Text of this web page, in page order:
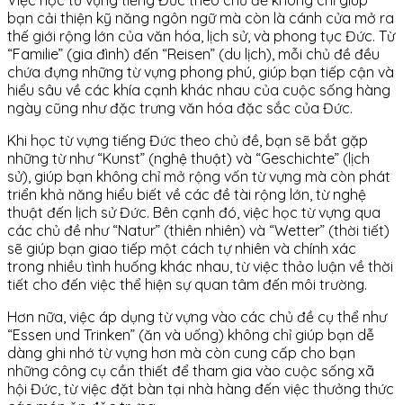
bạn cải thiện kỹ năng ngôn ngữ mà còn là cánh cửa mở ra
thế giới rộng lớn của văn hóa, lịch sử, và phong tục Đức. Từ
“Familie” (gia đình) đến “Reisen” (du lịch), mỗi chủ đề đều
chứa đựng những từ vựng phong phú, giúp bạn tiếp cận và
hiểu sâu về các khía cạnh khác nhau của cuộc sống hàng
ngày cũng như đặc trưng văn hóa đặc sắc của Đức.
Khi học từ vựng tiếng Đức theo chủ đề, bạn sẽ bắt gặp
những từ như “Kunst” (nghệ thuật) và “Geschichte” (lịch
sử), giúp bạn không chỉ mở rộng vốn từ vựng mà còn phát
triển khả năng hiểu biết về các đề tài rộng lớn, từ nghệ
thuật đến lịch sử Đức. Bên cạnh đó, việc học từ vựng qua
các chủ đề như “Natur” (thiên nhiên) và “Wetter” (thời tiết)
sẽ giúp bạn giao tiếp một cách tự nhiên và chính xác
trong nhiều tình huống khác nhau, từ việc thảo luận về thời
tiết cho đến việc thể hiện sự quan tâm đến môi trường.
Hơn nữa, việc áp dụng từ vựng vào các chủ đề cụ thể như
“Essen und Trinken” (ăn và uống) không chỉ giúp bạn dễ
dàng ghi nhớ từ vựng hơn mà còn cung cấp cho bạn
những công cụ cần thiết để tham gia vào cuộc sống xã
hội Đức, từ việc đặt bàn tại nhà hàng đến việc thưởng thức